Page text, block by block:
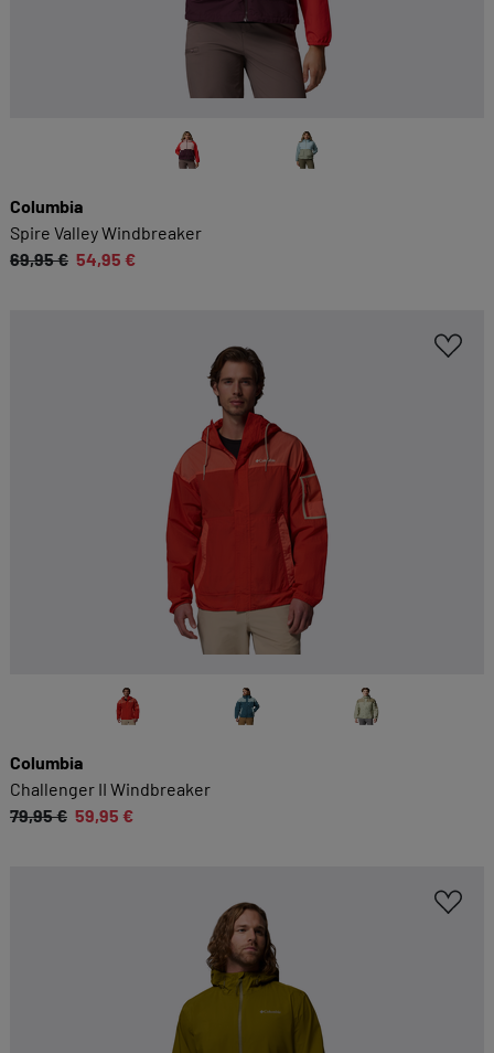
Columbia
Spire Valley Windbreaker
69,95 € 54,95 €
Columbia
Challenger II Windbreaker
79,95 € 59,95 €